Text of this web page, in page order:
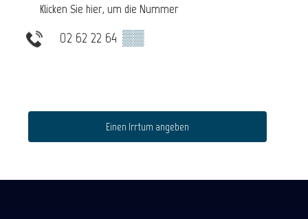
Klicken Sie hier, um die Nummer
02 62 22 64 ▒▒
Einen Irrtum angeben